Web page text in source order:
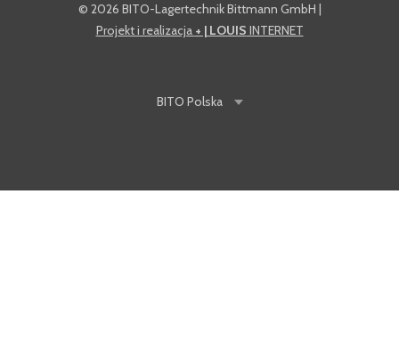
© 2026 BITO-Lagertechnik Bittmann GmbH |
Projekt i realizacja + | LOUIS INTERNET
BITO Polska